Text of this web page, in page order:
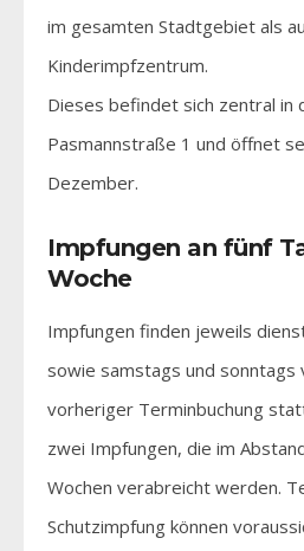
im gesamten Stadtgebiet als
Kinderimpfzentrum.
Dieses befindet sich zentral in
Pasmannstraße 1 und öffnet
Dezember.
Impfungen an fünf
Woche
Impfungen finden jeweils
sowie samstags und sonntags
vorheriger Terminbuchung
zwei Impfungen, die im
Wochen verabreicht werden.
Schutzimpfung können